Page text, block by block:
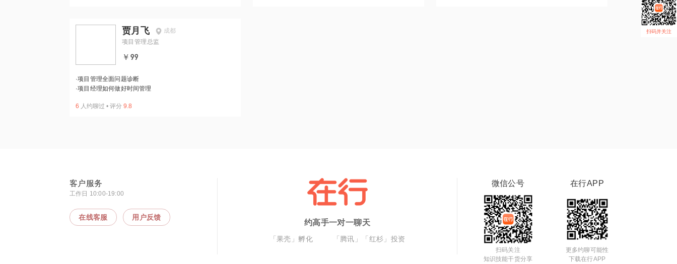
贾月飞
成都
项目管理总监
￥99
·项目管理全面问题诊断
·项目经理如何做好时间管理
6 人约聊过 • 评分 9.8
扫码并关注
客户服务
工作日 10:00-19:00
在线客服 用户反馈
约高手一对一聊天
「果壳」孵化 「腾讯」「红杉」投资
微信公号
扫码关注
知识技能干货分享
在行APP
更多约聊可能性
下载在行APP